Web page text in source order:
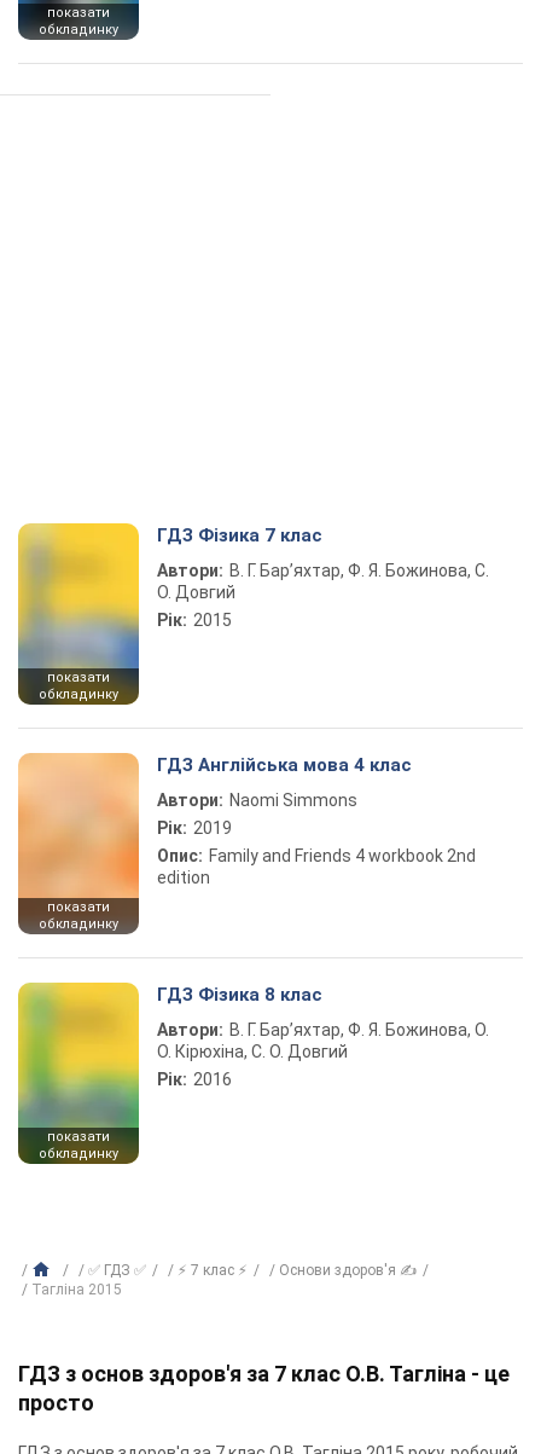
показати
обкладинку
показати
обкладинку
ГДЗ Фізика 7 клас
Автори: В. Г. Бар’яхтар, Ф. Я. Божинова, С.
О. Довгий
Рік: 2015
показати
обкладинку
ГДЗ Англійська мова 4 клас
Автори: Naomi Simmons
Рік: 2019
Опис: Family and Friends 4 workbook 2nd
edition
показати
обкладинку
ГДЗ Фізика 8 клас
Автори: В. Г. Бар’яхтар, Ф. Я. Божинова, О.
О. Кірюхіна, С. О. Довгий
Рік: 2016
✅ ГДЗ ✅ ⚡ 7 клас ⚡
Основи здоров'я ✍
Тагліна 2015
ГДЗ з основ здоров'я за 7 клас О.В. Тагліна - це
просто